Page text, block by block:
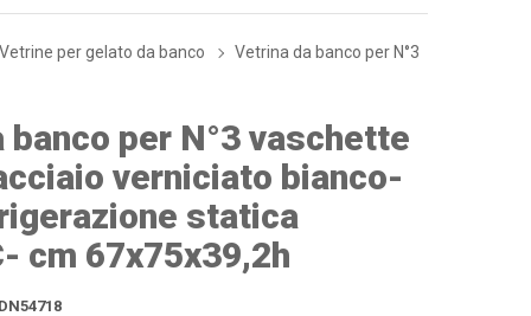
Vetrine per gelato da banco
Vetrina da banco per N°3
banco per N°3 vaschette
verniciato bianco-
statica
cm 67x75x39,2h
DN54718